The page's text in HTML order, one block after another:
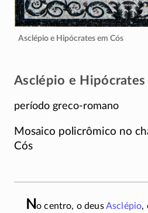
Asclépio e Hipócrates em Cós
Asclépio e Hipócrates
período greco-romano
Mosaico policrômico no
Cós
No centro, o deusAsclépio,